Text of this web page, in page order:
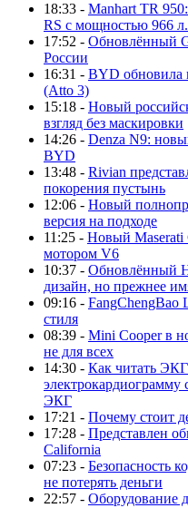
18:33 - Manhart TR
RS с мощностью 966
17:52 - Обновлённый
России
16:31 - BYD обновила
(Atto 3)
15:18 - Новый
взгляд без маскировки
14:26 - Denza N9:
BYD
13:48 - Rivian
покорения пустынь
12:06 - Новый
версия на подходе
11:25 - Новый Maserati
мотором V6
10:37 - Обновлённый
дизайн, но прежнее
09:16 - FangChengBao
стиля
08:39 - Mini Cooper в
не для всех
14:30 - Как читать
электрокардиограмму
ЭКГ
17:21 - Почему стоит
17:28 - Представлен
California
07:23 - Безопасность
не потерять деньги
22:57 - Оборудование